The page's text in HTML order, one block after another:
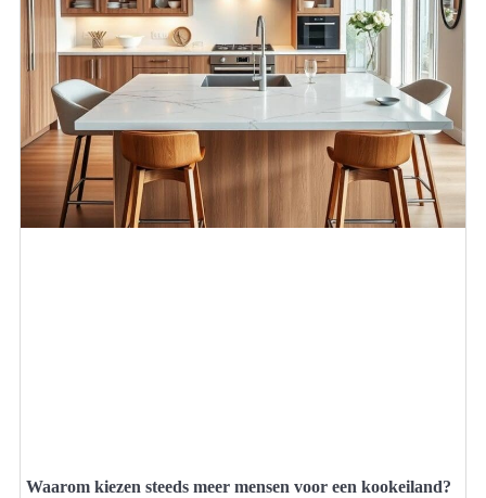
Waarom kiezen steeds meer mensen voor een kookeiland?